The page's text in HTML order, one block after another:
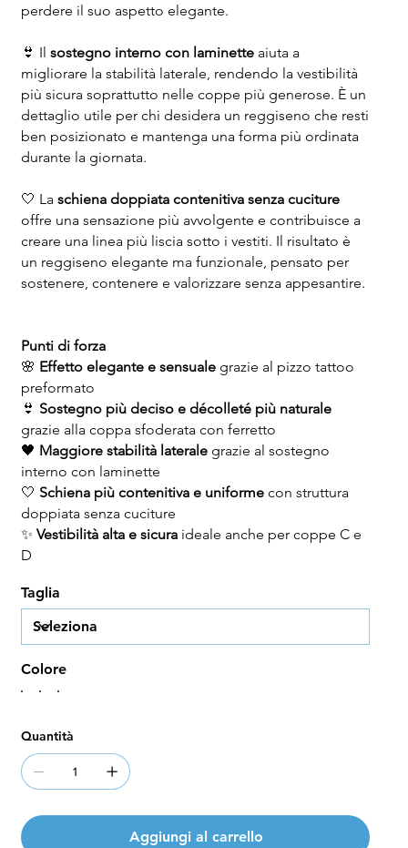
perdere il suo aspetto elegante.
👙 Il sostegno interno con laminetteaiuta a
migliorare la stabilità laterale, rendendo la vestibilità
più sicura soprattutto nelle coppe più generose. È un
dettaglio utile per chi desidera un reggiseno che resti
ben posizionato e mantenga una forma più ordinata
durante la giornata.
🤍 La schiena doppiata contenitiva senza cuciture
offre una sensazione più avvolgente e contribuisce a
creare una linea più liscia sotto i vestiti. Il risultato è
un reggiseno elegante ma funzionale, pensato per
sostenere, contenere e valorizzare senza appesantire.
Punti di forza
🌸 Effetto elegante e sensualegrazie al pizzo tattoo
preformato
👙 Sostegno più deciso e décolleté più naturale
grazie alla coppa sfoderata con ferretto
🖤 Maggiore stabilità lateralegrazie al sostegno
interno con laminette
🤍 Schiena più contenitiva e uniformecon struttura
doppiata senza cuciture
✨ Vestibilità alta e sicuraideale anche per coppe C e
D
Taglia
Colore
Quantità
Aggiungi al carrello